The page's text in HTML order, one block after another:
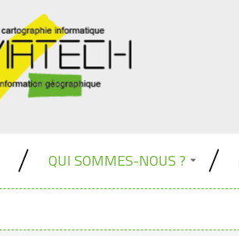
QUI SOMMES-NOUS ?